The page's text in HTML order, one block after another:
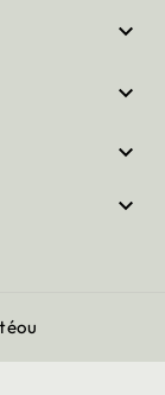



